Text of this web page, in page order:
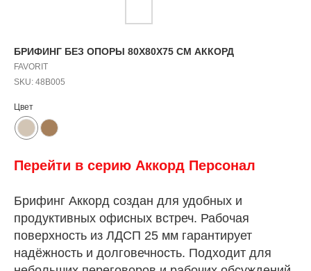
БРИФИНГ БЕЗ ОПОРЫ 80X80X75 СМ АККОРД
FAVORIT
SKU: 48B005
Цвет
Перейти в серию Аккорд Персонал
Брифинг Аккорд создан для удобных и
продуктивных офисных встреч. Рабочая
поверхность из ЛДСП 25 мм гарантирует
надёжность и долговечность. Подходит для